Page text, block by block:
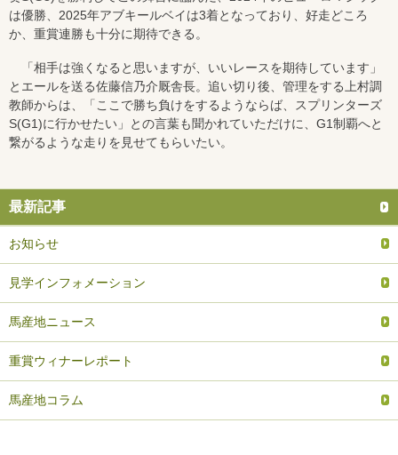
は優勝、2025年アブキールベイは3着となっており、好走どころ
か、重賞連勝も十分に期待できる。
「相手は強くなると思いますが、いいレースを期待しています」
とエールを送る佐藤信乃介厩舎長。追い切り後、管理をする上村調
教師からは、「ここで勝ち負けをするようならば、スプリンターズ
S(G1)に行かせたい」との言葉も聞かれていただけに、G1制覇へと
繋がるような走りを見せてもらいたい。
最新記事
お知らせ
見学インフォメーション
馬産地ニュース
重賞ウィナーレポート
馬産地コラム